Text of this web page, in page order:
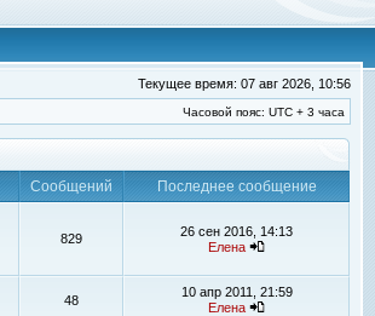
Текущее время: 07 авг 2026, 10:56
Часовой пояс: UTC + 3 часа
Сообщений
Последнее сообщение
829
26 сен 2016, 14:13
Елена
48
10 апр 2011, 21:59
Елена